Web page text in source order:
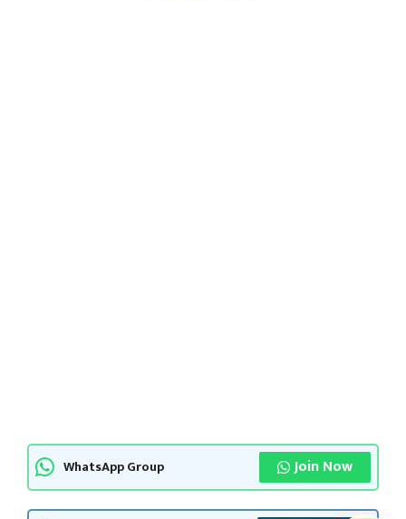
WhatsApp Group Join Now